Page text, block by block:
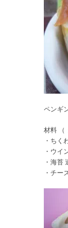
ペンギ
材料 （
・ちく
・ウイ
・海苔
・チー